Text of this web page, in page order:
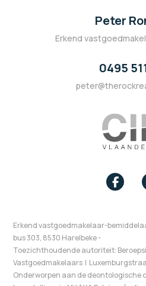
Peter
Erkend
0495
Erkend vastgoedmakelaar-
bus 303, 8530 Harelbeke -
Toezichthoudende autoriteit:
Vastgoedmakelaars I
Onderworpen aan de deontologische